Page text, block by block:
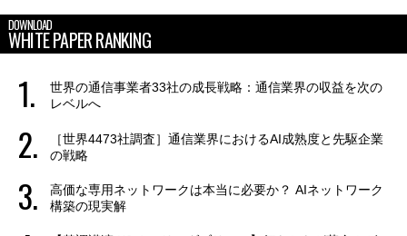
DOWNLOAD
WHITE PAPER RANKING
世界の通信事業者33社の成長戦略：通信業界の収益を次の
レベルへ
［世界4473社調査］通信業界におけるAI成熟度と先駆企業
の戦略
高価な専用ネットワークは本当に必要か？ AIネットワーク
構築の現実解